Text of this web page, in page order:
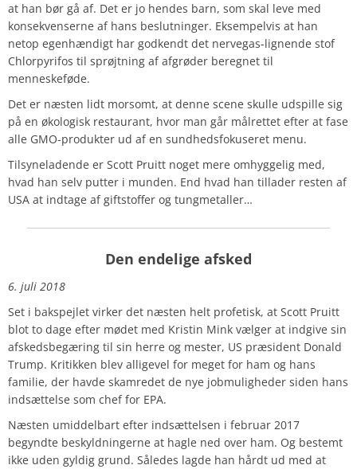
at han bør gå af. Det er jo hendes barn, som skal leve med
konsekvenserne af hans beslutninger. Eksempelvis at han
netop egenhændigt har godkendt det nervegas-lignende stof
Chlorpyrifos til sprøjtning af afgrøder beregnet til
menneskeføde.
Det er næsten lidt morsomt, at denne scene skulle udspille sig
på en økologisk restaurant, hvor man går målrettet efter at fase
alle GMO-produkter ud af en sundhedsfokuseret menu.
Tilsyneladende er Scott Pruitt noget mere omhyggelig med,
hvad han selv putter i munden. End hvad han tillader resten af
USA at indtage af giftstoffer og tungmetaller…
Den endelige afsked
6. juli 2018
Set i bakspejlet virker det næsten helt profetisk, at Scott Pruitt
blot to dage efter mødet med Kristin Mink vælger at indgive sin
afskedsbegæring til sin herre og mester, US præsident Donald
Trump. Kritikken blev alligevel for meget for ham og hans
familie, der havde skamredet de nye jobmuligheder siden hans
indsættelse som chef for EPA.
Næsten umiddelbart efter indsættelsen i februar 2017
begyndte beskyldningerne at hagle ned over ham. Og bestemt
ikke uden gyldig grund. Således lagde han hårdt ud med at